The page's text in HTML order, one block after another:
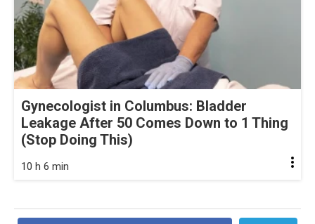
Gynecologist in Columbus: Bladder
Leakage After 50 Comes Down to 1 Thing
(Stop Doing This)
10 h 6 min